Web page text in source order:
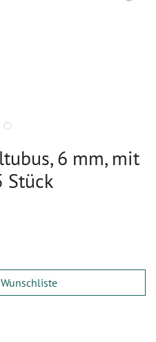
6 mm, mit
Stück